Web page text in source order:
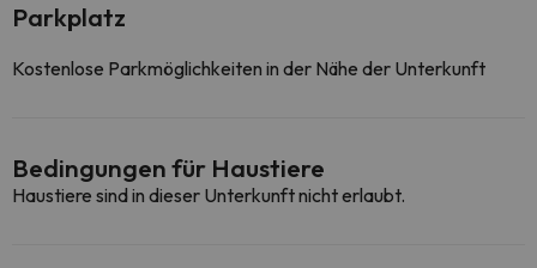
Parkplatz
Kostenlose Parkmöglichkeiten in der Nähe der Unterkunft
Bedingungen für Haustiere
Haustiere sind in dieser Unterkunft nicht erlaubt.